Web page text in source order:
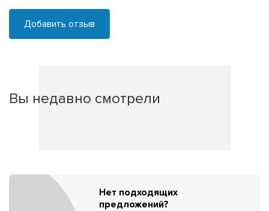
Добавить отзыв
Вы недавно смотрели
Нет подходящих
предложений?